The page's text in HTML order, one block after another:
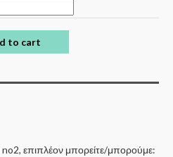
to cart
no2, επιπλέον μπορείτε/μπορούμε: